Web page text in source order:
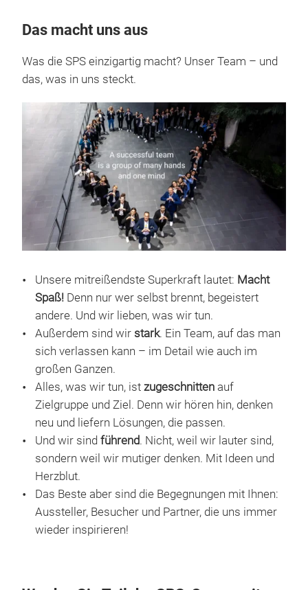
Das macht uns aus
Was die SPS einzigartig macht? Unser Team – und
das, was in uns steckt.
Unsere mitreißendste Superkraft lautet: Macht
Spaß! Denn nur wer selbst brennt, begeistert
andere. Und wir lieben, was wir tun.
Außerdem sind wir stark. Ein Team, auf das man
sich verlassen kann – im Detail wie auch im
großen Ganzen.
Alles, was wir tun, ist zugeschnitten auf
Zielgruppe und Ziel. Denn wir hören hin, denken
neu und liefern Lösungen, die passen.
Und wir sind führend. Nicht, weil wir lauter sind,
sondern weil wir mutiger denken. Mit Ideen und
Herzblut.
Das Beste aber sind die Begegnungen mit Ihnen:
Aussteller, Besucher und Partner, die uns immer
wieder inspirieren!